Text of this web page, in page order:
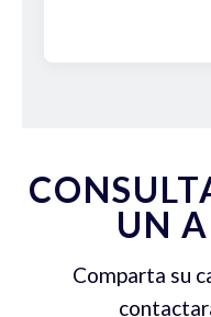
UN
Comparta su